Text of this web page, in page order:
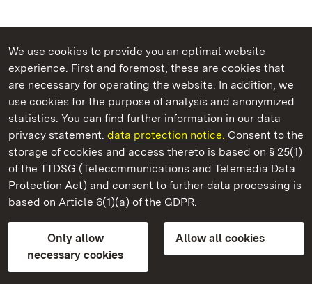
We use cookies to provide you an optimal website
experience. First and foremost, these are cookies that
are necessary for operating the website. In addition, we
use cookies for the purpose of analysis and anonymized
statistics. You can find further information in our data
privacy statement. data protection notice. Consent to the
storage of cookies and access thereto is based on § 25(1)
of the TTDSG (Telecommunications and Telemedia Data
Protection Act) and consent to further data processing is
based on Article 6(1)(a) of the GDPR.
Only allow
necessary cookies
Allow all cookies
State Palaces and Gardens of Baden-Wuerttemberg
Ludwigsburg Residential Palace
State Palaces and Gardens of Baden-Wuerttemberg
Contact usFAQMasthead
Declaration on barrier-free access